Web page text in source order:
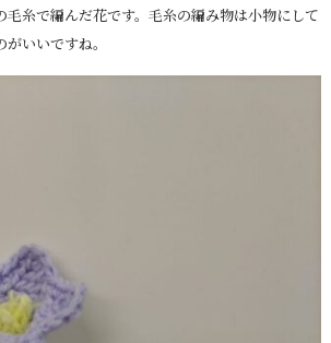
糸で編んだ花です。毛糸の編み物は小物にして
いいですね。